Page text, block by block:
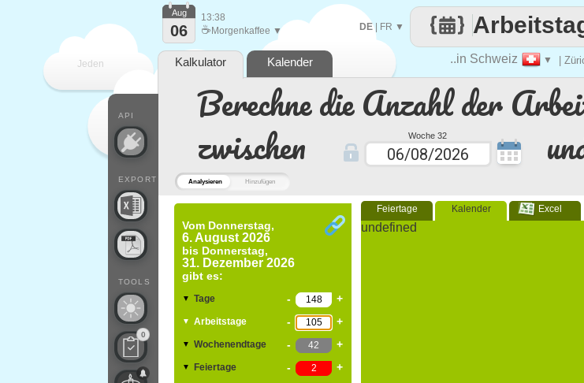
Analysieren Hinzufügen
Berechne die Anzahl der
zwischen
Woche 32
Vom Donnerstag,
6. August 2026
bis Donnerstag,
31. Dezember 2026
gibt es:
▼ Tage - +
▼ Arbeitstage - +
▼ Wochenendtage - +
▼ Feiertage - +
Feiertage Kalender Excel
undefined
Jeden ..in Schweiz ▼ |
DE| FR ▼
API
EXPORT
TOOLS
0
Aug
06
13:38
☕ Morgenkaffee ▼
Kalkulator Kalender